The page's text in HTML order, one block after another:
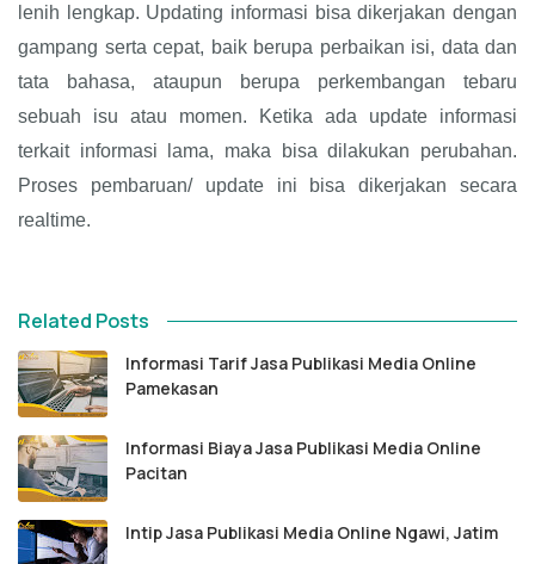
lenih lengkap. Updating informasi bisa dikerjakan dengan
gampang serta cepat, baik berupa perbaikan isi, data dan
tata bahasa, ataupun berupa perkembangan tebaru
sebuah isu atau momen. Ketika ada update informasi
terkait informasi lama, maka bisa dilakukan perubahan.
Proses pembaruan/ update ini bisa dikerjakan secara
realtime.
Related Posts
Informasi Tarif Jasa Publikasi Media Online
Pamekasan
Informasi Biaya Jasa Publikasi Media Online
Pacitan
Intip Jasa Publikasi Media Online Ngawi, Jatim